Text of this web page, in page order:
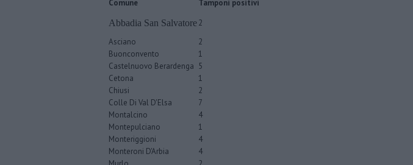
Comune
Tamponi positivi
Abbadia San Salvatore2
Asciano
2
Buonconvento
1
Castelnuovo Berardenga 5
Cetona
1
Chiusi
2
Colle Di Val D'Elsa
7
Montalcino
4
Montepulciano
1
Monteriggioni
4
Monteroni D'Arbia
4